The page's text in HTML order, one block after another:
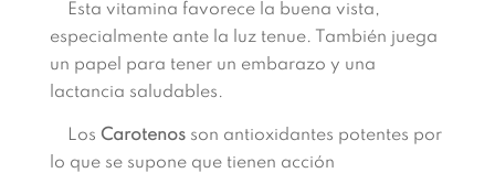
Esta vitamina favorece la buena vista,
especialmente ante la luz tenue. También juega
un papel para tener un embarazo y una
lactancia saludables.
Los Carotenosson antioxidantes potentes por
lo que se supone que tienen acción